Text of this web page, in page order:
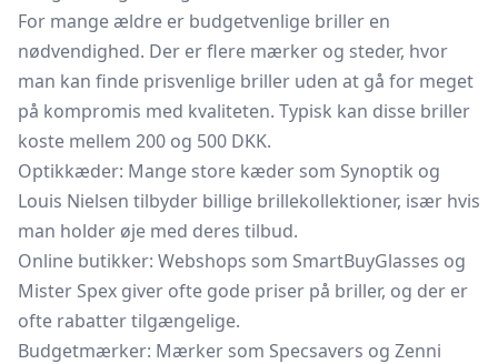
For mange ældre er budgetvenlige briller en
nødvendighed. Der er flere mærker og steder, hvor
man kan finde prisvenlige briller uden at gå for meget
på kompromis med kvaliteten. Typisk kan disse briller
koste mellem 200 og 500 DKK.
Optikkæder: Mange store kæder som Synoptik og
Louis Nielsen tilbyder billige brillekollektioner, især hvis
man holder øje med deres tilbud.
Online butikker: Webshops som SmartBuyGlasses og
Mister Spex giver ofte gode priser på briller, og der er
ofte rabatter tilgængelige.
Budgetmærker: Mærker som Specsavers og Zenni